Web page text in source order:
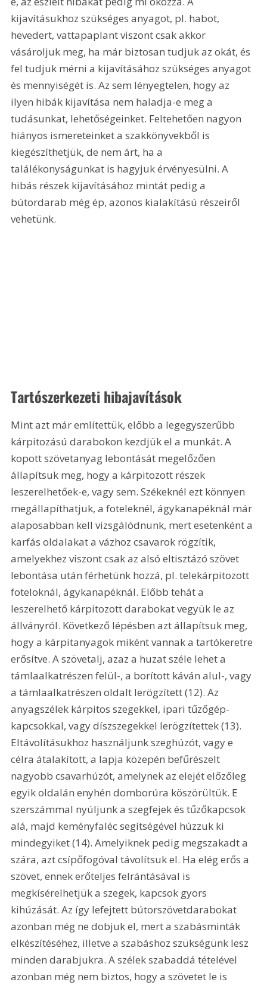
kijavításukhoz szükséges anyagot, pl. habot,
hevedert, vattapaplant viszont csak akkor
vásároljuk meg, ha már biztosan tudjuk az okát, és
fel tudjuk mérni a kijavításához szükséges anyagot
és mennyiségét is. Az sem lényegtelen, hogy az
ilyen hibák kijavítása nem haladja-e meg a
tudásunkat, lehetőségeinket. Feltehetően nagyon
hiányos ismereteinket a szakkönyvekből is
kiegészíthetjük, de nem árt, ha a
találékonyságunkat is hagyjuk érvényesülni. A
hibás részek kijavításához mintát pedig a
bútordarab még ép, azonos kialakítású részeiről
vehetünk.
Tartószerkezeti hibajavítások
Mint azt már említettük, előbb a legegyszerűbb
kárpitozású darabokon kezdjük el a munkát. A
kopott szövetanyag lebontását megelőzően
állapítsuk meg, hogy a kárpitozott részek
leszerelhetőek-e, vagy sem. Székeknél ezt könnyen
megállapíthatjuk, a foteleknél, ágykanapéknál már
alaposabban kell vizsgálódnunk, mert esetenként a
karfás oldalakat a vázhoz csavarok rögzítik,
amelyekhez viszont csak az alsó eltisztázó szövet
lebontása után férhetünk hozzá, pl. telekárpitozott
foteloknál, ágykanapéknál. Előbb tehát a
leszerelhető kárpitozott darabokat vegyük le az
állványról. Következő lépésben azt állapítsuk meg,
hogy a kárpitanyagok miként vannak a tartókeretre
erősítve. A szövetalj, azaz a huzat széle lehet a
támlaalkatrészen felül-, a borított káván alul-, vagy
a támlaalkatrészen oldalt lerögzített (12). Az
anyagszélek kárpitos szegekkel, ipari tűzőgép-
kapcsokkal, vagy díszszegekkel lerögzítettek (13).
Eltávolításukhoz használjunk szeghúzót, vagy e
célra átalakított, a lapja közepén befűrészelt
nagyobb csavarhúzót, amelynek az elejét előzőleg
egyik oldalán enyhén domborúra köszörültük. E
szerszámmal nyúljunk a szegfejek és tűzőkapcsok
alá, majd keményfaléc segítségével húzzuk ki
mindegyiket (14). Amelyiknek pedig megszakadt a
szára, azt csípőfogóval távolítsuk el. Ha elég erős a
szövet, ennek erőteljes felrántásával is
megkísérelhetjük a szegek, kapcsok gyors
kihúzását. Az így lefejtett bútorszövetdarabokat
azonban még ne dobjuk el, mert a szabásminták
elkészítéséhez, illetve a szabáshoz szükségünk lesz
minden darabjukra. A szélek szabaddá tételével
azonban még nem biztos, hogy a szövetet le is